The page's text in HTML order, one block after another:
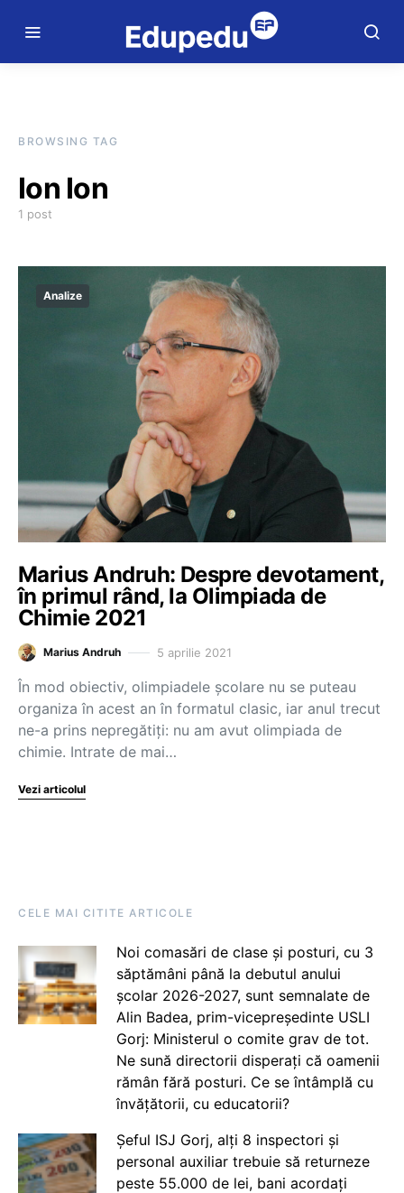
BROWSING TAG
Ion Ion
1 post
Analize
Marius Andruh: Despre devotament,
în primul rând, la Olimpiada de
Chimie 2021
Marius Andruh 5 aprilie 2021
În mod obiectiv, olimpiadele școlare nu se puteau
organiza în acest an în formatul clasic, iar anul trecut
ne-a prins nepregătiți: nu am avut olimpiada de
chimie. Intrate de mai…
Vezi articolul
CELE MAI CITITE ARTICOLE
Noi comasări de clase și posturi, cu 3
săptămâni până la debutul anului
școlar 2026-2027, sunt semnalate de
Alin Badea, prim-vicepreședinte USLI
Gorj: Ministerul o comite grav de tot.
Ne sună directorii disperați că oamenii
rămân fără posturi. Ce se întâmplă cu
învățătorii, cu educatorii?
Șeful ISJ Gorj, alți 8 inspectori și
personal auxiliar trebuie să returneze
peste 55.000 de lei, bani acordați